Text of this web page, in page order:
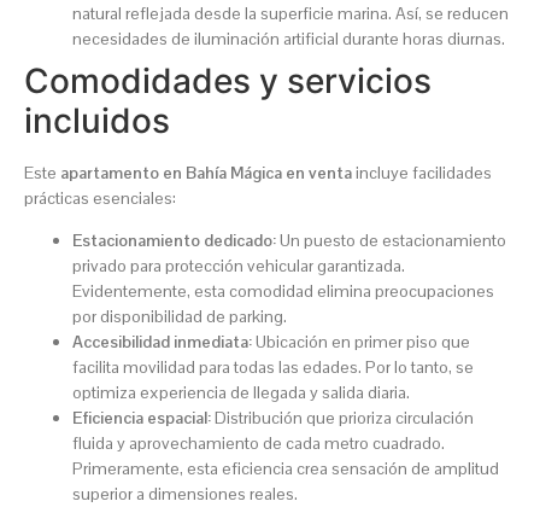
natural reflejada desde la superficie marina. Así, se reducen
necesidades de iluminación artificial durante horas diurnas.
Comodidades y servicios
incluidos
Este apartamento en Bahía Mágica en ventaincluye facilidades
prácticas esenciales:
Estacionamiento dedicado:Un puesto de estacionamiento
privado para protección vehicular garantizada.
Evidentemente, esta comodidad elimina preocupaciones
por disponibilidad de parking.
Accesibilidad inmediata:Ubicación en primer piso que
facilita movilidad para todas las edades. Por lo tanto, se
optimiza experiencia de llegada y salida diaria.
Eficiencia espacial:Distribución que prioriza circulación
fluida y aprovechamiento de cada metro cuadrado.
Primeramente, esta eficiencia crea sensación de amplitud
superior a dimensiones reales.